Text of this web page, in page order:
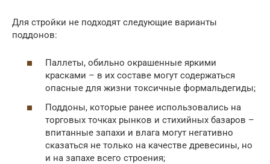
Для стройки не подходят следующие варианты
поддонов:
Паллеты, обильно окрашенные яркими
красками – в их составе могут содержаться
опасные для жизни токсичные формальдегиды;
Поддоны, которые ранее использовались на
торговых точках рынков и стихийных базаров –
впитанные запахи и влага могут негативно
сказаться не только на качестве древесины, но
и на запахе всего строения;